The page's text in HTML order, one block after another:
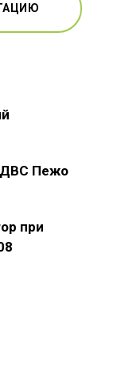
ДВС Пежо
при